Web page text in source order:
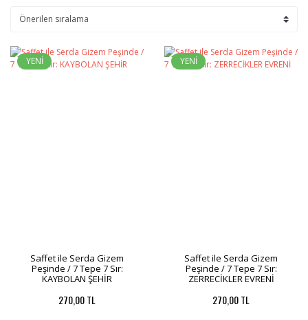
YENİ
Saffet ile Serda Gizem
Peşinde / 7 Tepe 7 Sır:
KAYBOLAN ŞEHİR
270,00 TL
YENİ
Saffet ile Serda Gizem
Peşinde / 7 Tepe 7 Sır:
ZERRECİKLER EVRENİ
270,00 TL